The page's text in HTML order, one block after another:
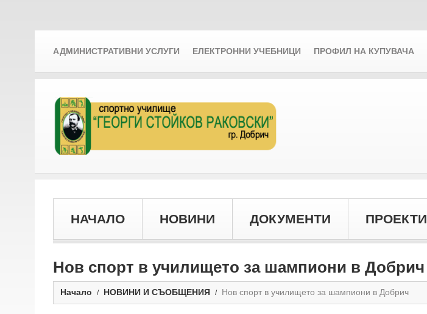
АДМИНИСТРАТИВНИ УСЛУГИ ЕЛЕКТРОННИ УЧЕБНИЦИ ПРОФИЛ НА КУПУВАЧА
НАЧАЛО НОВИНИ ДОКУМЕНТИ ПРОЕКТИ
Нов спорт в училището за шампиони в Добрич
Начало НОВИНИ И СЪОБЩЕНИЯ Нов спорт в училището за шампиони в Добрич